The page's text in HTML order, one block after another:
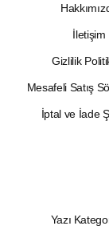
İletişim
Gizlilik
Mesafeli Satış
İptal ve İade
Yazı